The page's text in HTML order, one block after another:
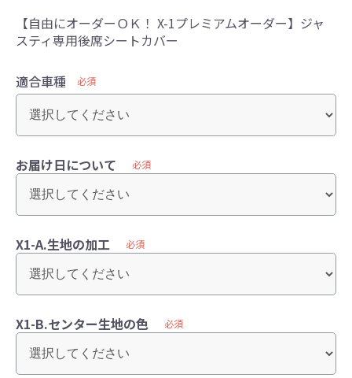
【自由にオーダーＯＫ！ X-1プレミアムオーダー】ジャ
スティ専用後席シートカバー
適合車種 必須
お届け日について 必須
X1-A.生地の加工 必須
X1-B.センター生地の色 必須